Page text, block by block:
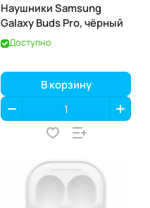
Наушники Samsung
Galaxy Buds Pro, чёрный
Доступно
В корзину